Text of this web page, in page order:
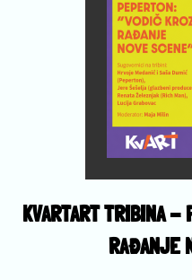
KVARTART TRIBINA -
RAĐANJE